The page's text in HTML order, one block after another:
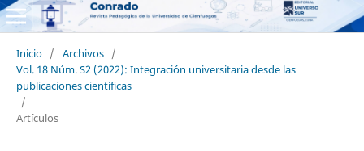
Inicio / Archivos /
Vol. 18 Núm. S2 (2022): Integración universitaria desde las
publicaciones científicas
/
Artículos